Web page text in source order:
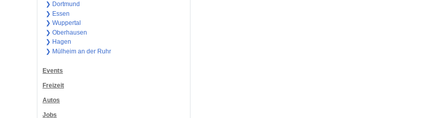
❯ Dortmund
❯ Essen
❯ Wuppertal
❯ Oberhausen
❯ Hagen
❯ Mülheim an der Ruhr
Events
Freizeit
Autos
Jobs